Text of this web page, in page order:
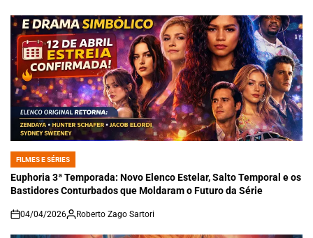
POSTED
IN
FILMES E SÉRIES
Euphoria 3ª Temporada: Novo Elenco Estelar, Salto Temporal e os
Bastidores Conturbados que Moldaram o Futuro da Série
on
04/04/2026 Roberto Zago Sartori